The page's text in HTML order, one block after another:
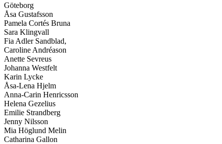
Göteborg
Åsa Gustafsson
Pamela Cortés Bruna
Sara Klingvall
Fia Adler Sandblad,
Caroline Andréason
Anette Sevreus
Johanna Westfelt
Karin Lycke
Åsa-Lena Hjelm
Anna-Carin Henricsson
Helena Gezelius
Emilie Strandberg
Jenny Nilsson
Mia Höglund Melin
Catharina Gallon